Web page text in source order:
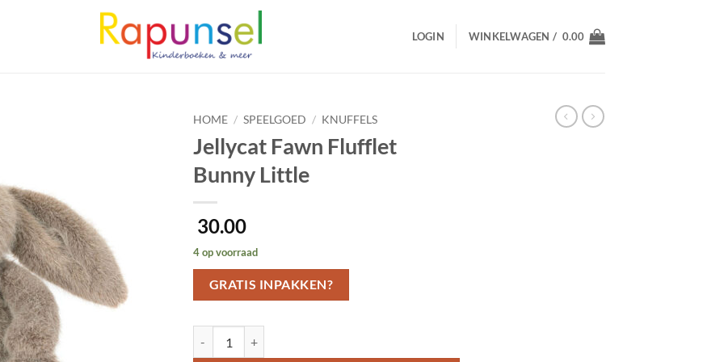
LOGIN WINKELWAGEN / 0.00
HOME / SPEELGOED / KNUFFELS
Jellycat Fawn Flufflet
Bunny Little
30.00
4 op voorraad
GRATIS INPAKKEN?